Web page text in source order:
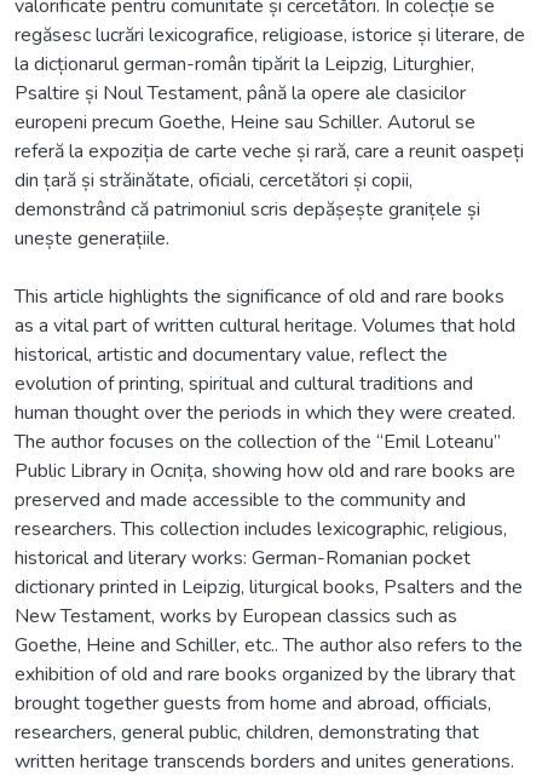
valorificate pentru comunitate și cercetători. În colecție se
regăsesc lucrări lexicografice, religioase, istorice și literare, de
la dicționarul german-român tipărit la Leipzig, Liturghier,
Psaltire și Noul Testament, până la opere ale clasicilor
europeni precum Goethe, Heine sau Schiller. Autorul se
referă la expoziția de carte veche și rară, care a reunit oaspeți
din țară și străinătate, oficiali, cercetători și copii,
demonstrând că patrimoniul scris depășește granițele și
unește generațiile.
This article highlights the significance of old and rare books
as a vital part of written cultural heritage. Volumes that hold
historical, artistic and documentary value, reflect the
evolution of printing, spiritual and cultural traditions and
human thought over the periods in which they were created.
The author focuses on the collection of the “Emil Loteanu”
Public Library in Ocnița, showing how old and rare books are
preserved and made accessible to the community and
researchers. This collection includes lexicographic, religious,
historical and literary works: German-Romanian pocket
dictionary printed in Leipzig, liturgical books, Psalters and the
New Testament, works by European classics such as
Goethe, Heine and Schiller, etc.. The author also refers to the
exhibition of old and rare books organized by the library that
brought together guests from home and abroad, officials,
researchers, general public, children, demonstrating that
written heritage transcends borders and unites generations.